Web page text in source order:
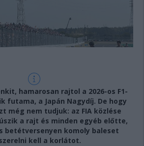
hamarosan rajtol a 2026-os F1-
futama, a Japán Nagydíj. De hogy
még nem tudjuk: az FIA közlése
a rajt és minden egyéb előtte,
betétversenyen komoly baleset
kell a korlátot.